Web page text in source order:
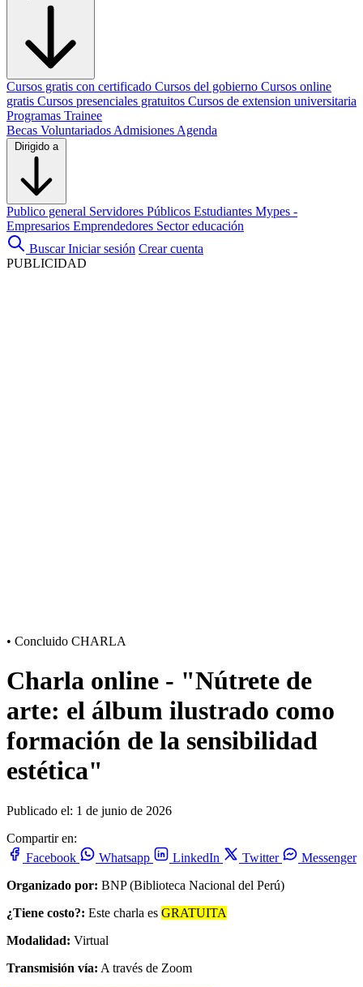
Cursos gratis con certificado Cursos del gobierno Cursos online
gratis Cursos presenciales gratuitos Cursos de extension universitaria
Programas Trainee
Becas Voluntariados Admisiones Agenda
Dirigido a
Publico general Servidores Públicos Estudiantes Mypes -
Empresarios Emprendedores Sector educación
Buscar Iniciar sesión Crear cuenta
PUBLICIDAD
• Concluido CHARLA
Charla online - "Nútrete de
arte: el álbum ilustrado como
formación de la sensibilidad
estética"
Publicado el: 1 de junio de 2026
Compartir en:
Facebook
Whatsapp LinkedIn Twitter
Messenger
Organizado por: BNP (Biblioteca Nacional del Perú)
¿Tiene costo?: Este charla es GRATUITA
Modalidad: Virtual
Transmisión vía: A través de Zoom